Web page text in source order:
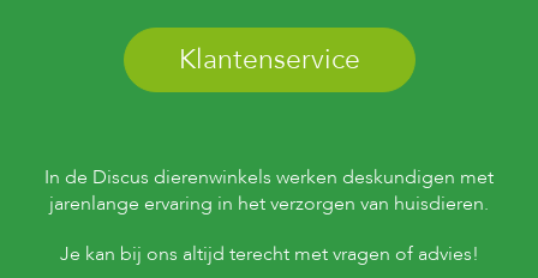
Klantenservice
In de Discus dierenwinkels werken deskundigen met
jarenlange ervaring in het verzorgen van huisdieren.
Je kan bij ons altijd terecht met vragen of advies!